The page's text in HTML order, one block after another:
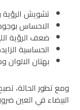
تشويش
الاحساس
ضعف الرؤية
الحساسية
بهتان الالوان
ومع تطور الحالة،
البيضاء في العين